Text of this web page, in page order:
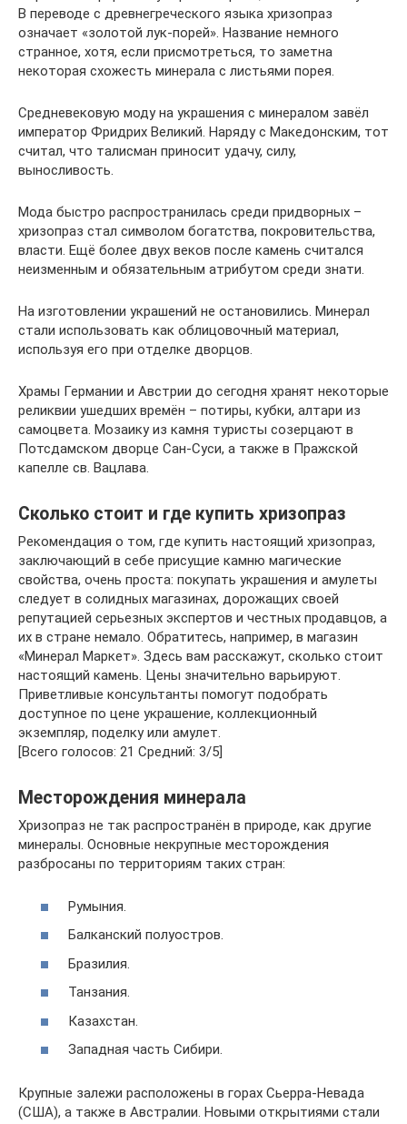
В переводе с древнегреческого языка хризопраз
означает «золотой лук-порей». Название немного
странное, хотя, если присмотреться, то заметна
некоторая схожесть минерала с листьями порея.
Средневековую моду на украшения с минералом завёл
император Фридрих Великий. Наряду с Македонским, тот
считал, что талисман приносит удачу, силу,
выносливость.
Мода быстро распространилась среди придворных –
хризопраз стал символом богатства, покровительства,
власти. Ещё более двух веков после камень считался
неизменным и обязательным атрибутом среди знати.
На изготовлении украшений не остановились. Минерал
стали использовать как облицовочный материал,
используя его при отделке дворцов.
Храмы Германии и Австрии до сегодня хранят некоторые
реликвии ушедших времён – потиры, кубки, алтари из
самоцвета. Мозаику из камня туристы созерцают в
Потсдамском дворце Сан-Суси, а также в Пражской
капелле св. Вацлава.
Сколько стоит и где купить хризопраз
Рекомендация о том, где купить настоящий хризопраз,
заключающий в себе присущие камню магические
свойства, очень проста: покупать украшения и амулеты
следует в солидных магазинах, дорожащих своей
репутацией серьезных экспертов и честных продавцов, а
их в стране немало. Обратитесь, например, в магазин
«Минерал Маркет». Здесь вам расскажут, сколько стоит
настоящий камень. Цены значительно варьируют.
Приветливые консультанты помогут подобрать
доступное по цене украшение, коллекционный
экземпляр, поделку или амулет.
[Всего голосов: 21 Средний: 3/5]
Месторождения минерала
Хризопраз не так распространён в природе, как другие
минералы. Основные некрупные месторождения
разбросаны по территориям таких стран:
Румыния.
Балканский полуостров.
Бразилия.
Танзания.
Казахстан.
Западная часть Сибири.
Крупные залежи расположены в горах Сьерра-Невада
(США), а также в Австралии. Новыми открытиями стали